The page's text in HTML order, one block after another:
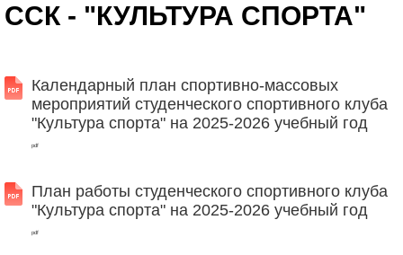
ССК - "КУЛЬТУРА СПОРТА"
Календарный план спортивно-массовых
мероприятий студенческого спортивного клуба
"Культура спорта" на 2025-2026 учебный год
pdf
План работы студенческого спортивного клуба
"Культура спорта" на 2025-2026 учебный год
pdf